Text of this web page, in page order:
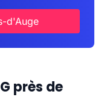
d'Auge
près de